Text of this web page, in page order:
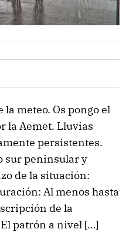
meteo. Os pongo el
la Aemet. Lluvias
persistentes.
sur peninsular y
de la situación:
Al menos hasta
de la
patrón a nivel […]